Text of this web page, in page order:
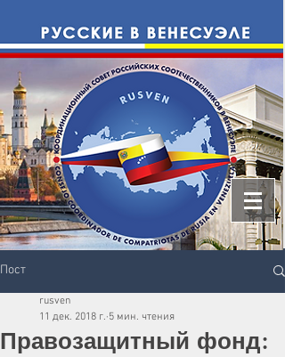
Пост
Правозащитный фонд:
rusven
11 дек. 2018 г. 5 мин. чтения